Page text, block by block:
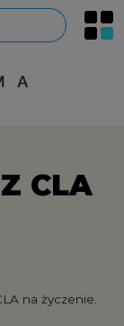
CLA
na życzenie.